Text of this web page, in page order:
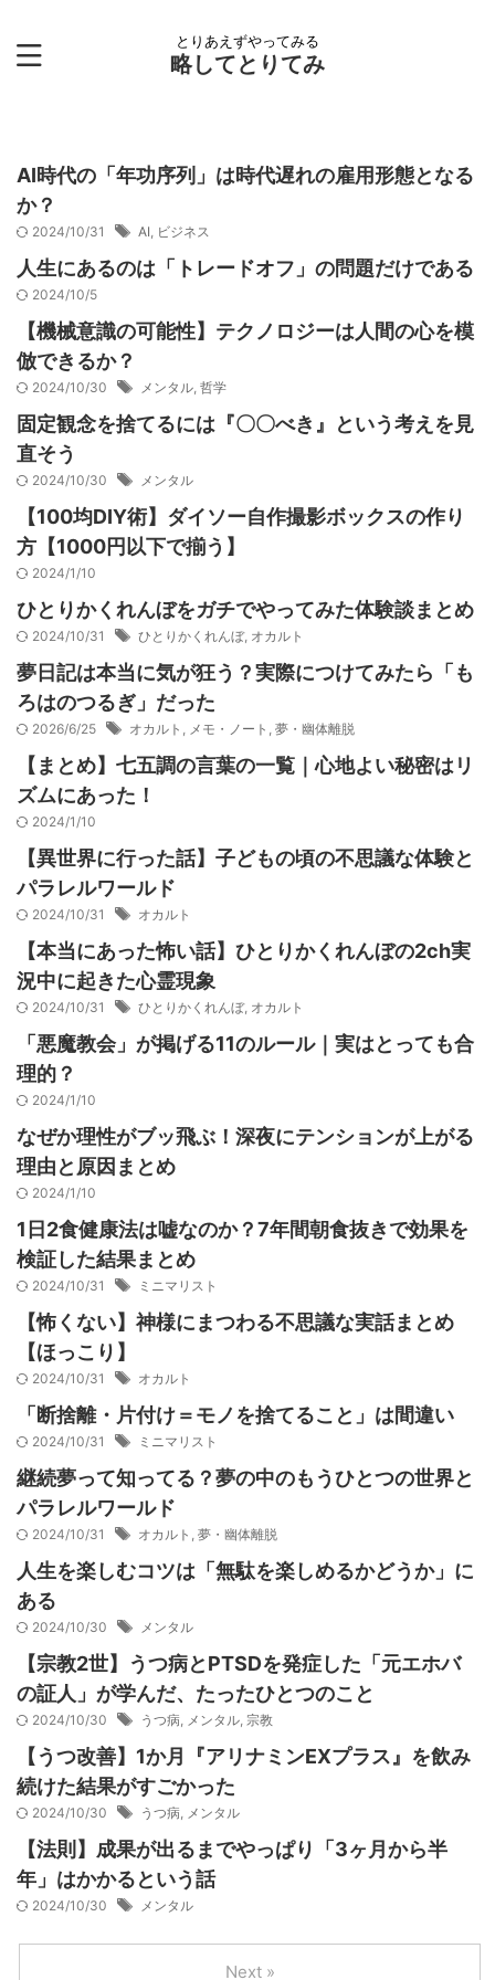
とりあえずやってみる
略してとりてみ
AI時代の「年功序列」は時代遅れの雇用形態となる
か？
2024/10/31 AI, ビジネス
人生にあるのは「トレードオフ」の問題だけである
2024/10/5
【機械意識の可能性】テクノロジーは人間の心を模
倣できるか？
2024/10/30 メンタル, 哲学
固定観念を捨てるには『〇〇べき』という考えを見
直そう
2024/10/30 メンタル
【100均DIY術】ダイソー自作撮影ボックスの作り
方【1000円以下で揃う】
2024/1/10
ひとりかくれんぼをガチでやってみた体験談まとめ
2024/10/31 ひとりかくれんぼ, オカルト
夢日記は本当に気が狂う？実際につけてみたら「も
ろはのつるぎ」だった
2026/6/25 オカルト , メモ・ノート , 夢・幽体離脱
【まとめ】七五調の言葉の一覧｜心地よい秘密はリ
ズムにあった！
2024/1/10
【異世界に行った話】子どもの頃の不思議な体験と
パラレルワールド
2024/10/31 オカルト
【本当にあった怖い話】ひとりかくれんぼの2ch実
況中に起きた心霊現象
2024/10/31 ひとりかくれんぼ, オカルト
「悪魔教会」が掲げる11のルール｜実はとっても合
理的？
2024/1/10
なぜか理性がブッ飛ぶ！深夜にテンションが上がる
理由と原因まとめ
2024/1/10
1日2食健康法は嘘なのか？7年間朝食抜きで効果を
検証した結果まとめ
2024/10/31 ミニマリスト
【怖くない】神様にまつわる不思議な実話まとめ
【ほっこり】
2024/10/31 オカルト
「断捨離・片付け＝モノを捨てること」は間違い
2024/10/31 ミニマリスト
継続夢って知ってる？夢の中のもうひとつの世界と
パラレルワールド
2024/10/31 オカルト , 夢・幽体離脱
人生を楽しむコツは「無駄を楽しめるかどうか」に
ある
2024/10/30 メンタル
【宗教2世】うつ病とPTSDを発症した「元エホバ
の証人」が学んだ、たったひとつのこと
2024/10/30 うつ病, メンタル, 宗教
【うつ改善】1か月『アリナミンEXプラス』を飲み
続けた結果がすごかった
2024/10/30 うつ病, メンタル
【法則】成果が出るまでやっぱり「3ヶ月から半
年」はかかるという話
2024/10/30 メンタル
Next »